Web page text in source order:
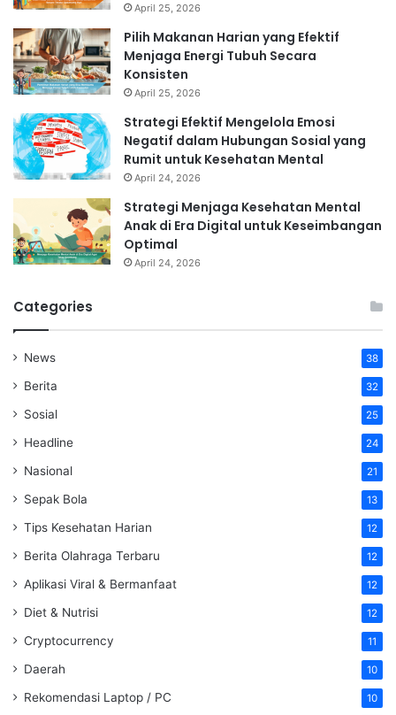
April 25, 2026
Pilih Makanan Harian yang Efektif
Menjaga Energi Tubuh Secara
Konsisten
April 25, 2026
Strategi Efektif Mengelola Emosi
Negatif dalam Hubungan Sosial yang
Rumit untuk Kesehatan Mental
April 24, 2026
Strategi Menjaga Kesehatan Mental
Anak di Era Digital untuk Keseimbangan
Optimal
April 24, 2026
Categories
News 38
Berita 32
Sosial 25
Headline 24
Nasional 21
Sepak Bola 13
Tips Kesehatan Harian 12
Berita Olahraga Terbaru 12
Aplikasi Viral & Bermanfaat 12
Diet & Nutrisi 12
Cryptocurrency 11
Daerah 10
Rekomendasi Laptop / PC 10